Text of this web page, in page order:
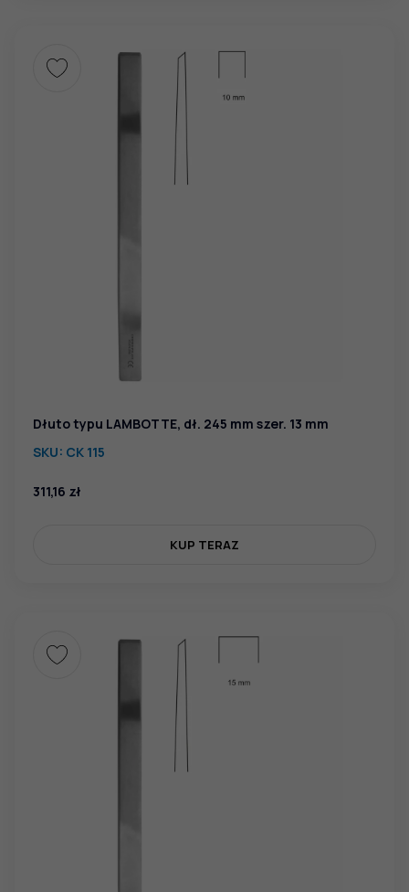
Dłuto typu LAMBOTTE, dł. 245 mm szer. 13 mm
SKU: CK 115
311,16 zł
KUP TERAZ